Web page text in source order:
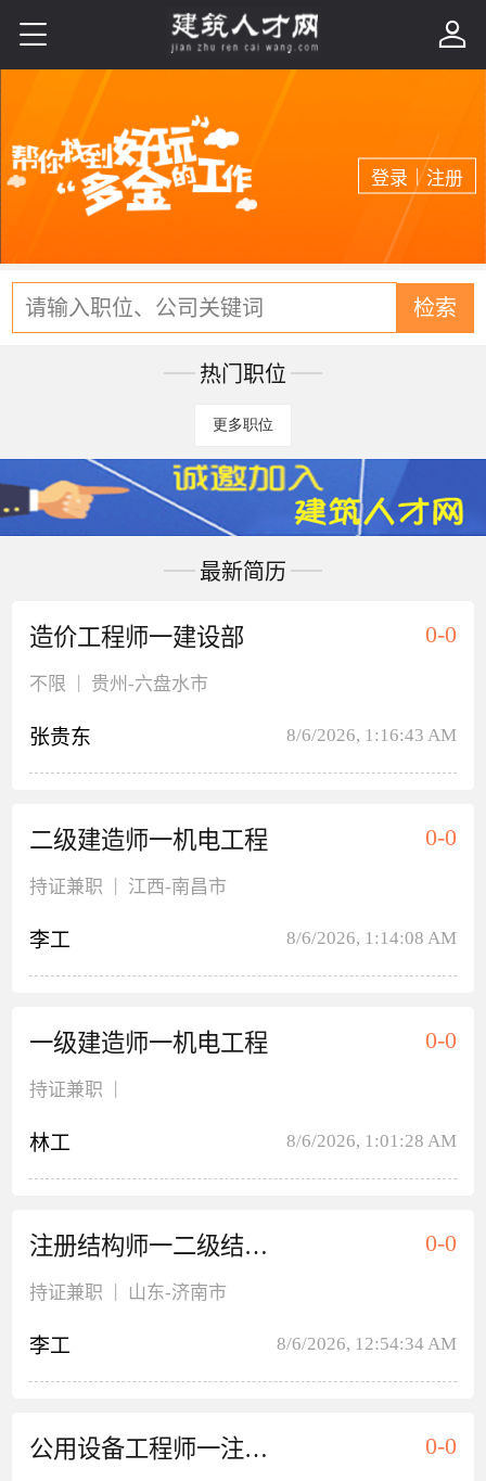
 
登录 | 注册
请输入职位、公司关键词 检索
热门职位
更多职位
最新简历
造价工程师一建设部 0-0
不限 | 贵州 -六盘水市
张贵东 8/6/2026, 1:16:43 AM
二级建造师一机电工程 0-0
持证兼职 | 江西-南昌市
李工 8/6/2026, 1:14:08 AM
一级建造师一机电工程 0-0
持证兼职 |
林工 8/6/2026, 1:01:28 AM
注册结构师一二级结构工程师 0-0
持证兼职 | 山东-济南市
李工 8/6/2026, 12:54:34 AM
公用设备工程师一注册给排水 0-0